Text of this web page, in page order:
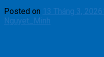
Posted on 13 Tháng 3, 2026
Nguyet_Minh